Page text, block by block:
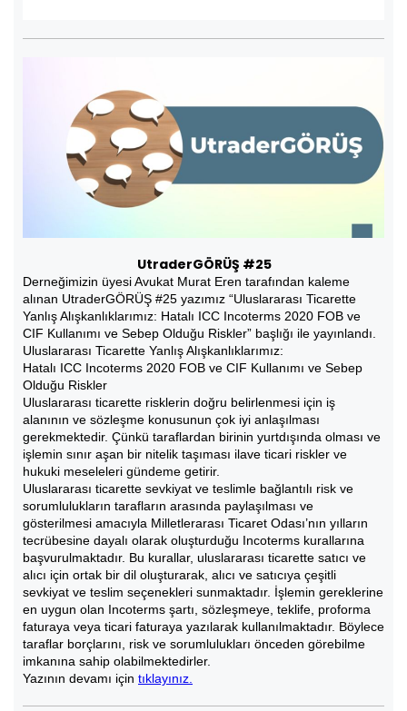
UtraderGÖRÜŞ #25
Derneğimizin üyesi Avukat Murat Eren tarafından kaleme
alınan UtraderGÖRÜŞ #25 yazımız “Uluslararası Ticarette
Yanlış Alışkanlıklarımız: Hatalı ICC Incoterms 2020 FOB ve
CIF Kullanımı ve Sebep Olduğu Riskler” başlığı ile yayınlandı.
Uluslararası Ticarette Yanlış Alışkanlıklarımız:
Hatalı ICC Incoterms 2020 FOB ve CIF Kullanımı ve Sebep
Olduğu Riskler
Uluslararası ticarette risklerin doğru belirlenmesi için iş
alanının ve sözleşme konusunun çok iyi anlaşılması
gerekmektedir. Çünkü taraflardan birinin yurtdışında olması ve
işlemin sınır aşan bir nitelik taşıması ilave ticari riskler ve
hukuki meseleleri gündeme getirir.
Uluslararası ticarette sevkiyat ve teslimle bağlantılı risk ve
sorumlulukların tarafların arasında paylaşılması ve
gösterilmesi amacıyla Milletlerarası Ticaret Odası’nın yılların
tecrübesine dayalı olarak oluşturduğu Incoterms kurallarına
başvurulmaktadır. Bu kurallar, uluslararası ticarette satıcı ve
alıcı için ortak bir dil oluşturarak, alıcı ve satıcıya çeşitli
sevkiyat ve teslim seçenekleri sunmaktadır. İşlemin gereklerine
en uygun olan Incoterms şartı, sözleşmeye, teklife, proforma
faturaya veya ticari faturaya yazılarak kullanılmaktadır. Böylece
taraflar borçlarını, risk ve sorumlulukları önceden görebilme
imkanına sahip olabilmektedirler.
Yazının devamı için tıklayınız.